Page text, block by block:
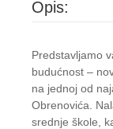
Opis:
Predstavljamo
budućnost –
na jednoj od
Obrenovića.
srednje škole,